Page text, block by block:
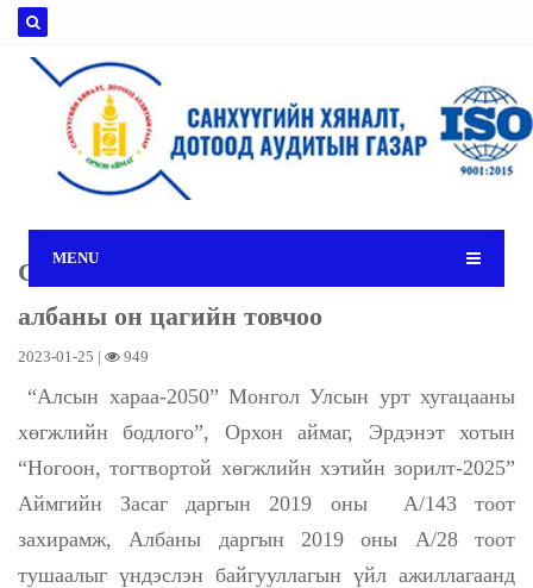
MENU
Санхүүгийн хяналт, дотоод аудитын
албаны он цагийн товчоо
2023-01-25 | 949
“Алсын хараа-2050” Монгол Улсын урт хугацааны
хөгжлийн бодлого”, Орхон аймаг, Эрдэнэт хотын
“Ногоон, тогтвортой хөгжлийн хэтийн зорилт-2025”
Аймгийн Засаг даргын 2019 оны А/143 тоот
захирамж, Албаны даргын 2019 оны А/28 тоот
тушаалыг үндэслэн байгууллагын үйл ажиллагаанд